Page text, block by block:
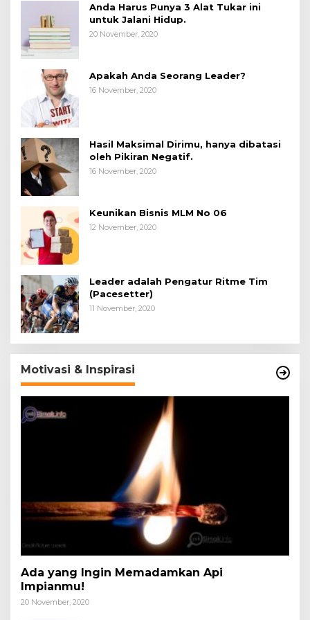
Anda Harus Punya 3 Alat Tukar ini
untuk Jalani Hidup.
20 November, 2020
Apakah Anda Seorang Leader?
16 November, 2020
Hasil Maksimal Dirimu, hanya dibatasi
oleh Pikiran Negatif.
16 November, 2020
Keunikan Bisnis MLM No 06
12 November, 2020
Leader adalah Pengatur Ritme Tim
(Pacesetter)
11 November, 2020
Motivasi & Inspirasi
Ada yang Ingin Memadamkan Api
Impianmu!
20 November, 2020